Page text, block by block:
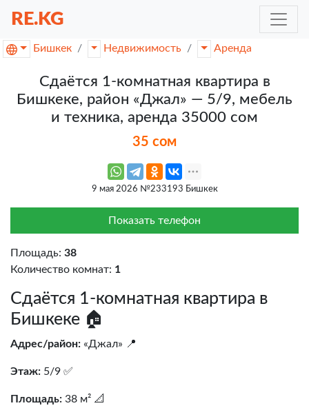
RE.KG
Бишкек Недвижимость Аренда
Сдаётся 1-комнатная квартира в
Бишкеке, район «Джал» — 5/9, мебель
и техника, аренда 35000 сом
35 сом
9 мая 2026 №233193 Бишкек
Показать телефон
Площадь: 38
Количество комнат: 1
Сдаётся 1-комнатная квартира в
Бишкеке 🏠
Адрес/район: «Джал» 📍
Этаж: 5/9 ✅
Площадь: 38 м² 📐